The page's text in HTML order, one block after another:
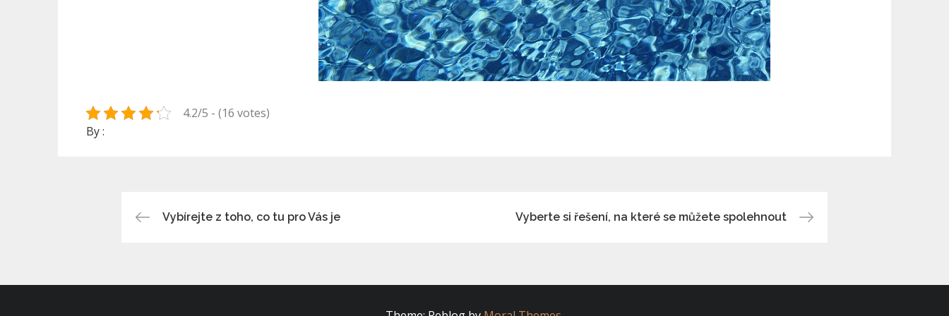
4.2/5 - (16 votes)
By :
Navigace
Vybírejte z toho, co tu pro Vás je Vyberte si řešení, na které se můžete spolehnout